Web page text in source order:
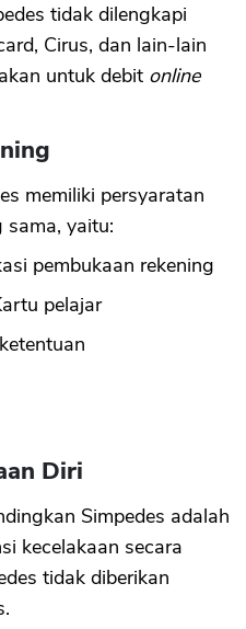
tidak dilengkapi
Cirus, dan lain-lain
untuk debit online
memiliki persyaratan
sama, yaitu:
pembukaan rekening
pelajar
Diri
Simpedes adalah
kecelakaan secara
tidak diberikan